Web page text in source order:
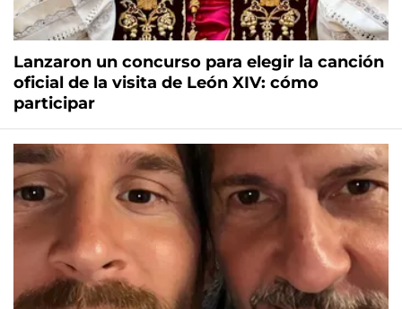
Lanzaron un concurso para elegir la canción
oficial de la visita de León XIV: cómo
participar